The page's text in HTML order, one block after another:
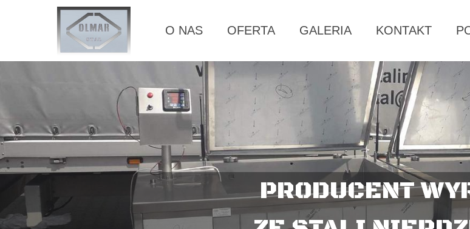
O NAS OFERTA GALERIA KONTAKT
PRODUCENT